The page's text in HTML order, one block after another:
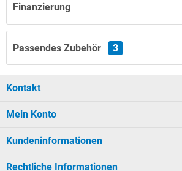
Finanzierung
Passendes Zubehör 3
Kontakt
Mein Konto
Kundeninformationen
Rechtliche Informationen